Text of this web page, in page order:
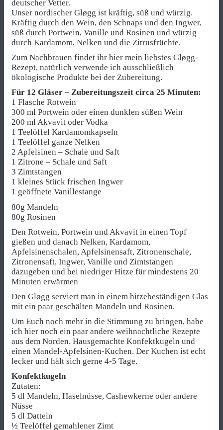
deutscher Vetter.
Unser nordischer Gløgg ist kräftig, süß und würzig.
Kräftig durch den Wein, den Schnaps und den Ingwer,
süß durch Portwein, Vanille und Rosinen und würzig
durch Kardamom, Nelken und die Zitrusfrüchte.
Zum Nachbrauen findet ihr hier mein liebstes Gløgg-
Rezept, natürlich verwende ich ausschließlich
ökologische Produkte bei der Zubereitung.
Für 12 Gläser – Zubereitungszeit circa 25 Minuten:
1 Flasche Rotwein
300 ml Portwein oder einen dunklen süßen Wein
200 ml Akvavit oder Vodka
1 Teelöffel Kardamomkapseln
1 Teelöffel ganze Nelken
2 Apfelsinen – Schale und Saft
1 Zitrone – Schale und Saft
3 Zimtstangen
1 kleines Stück frischen Ingwer
1 geöffnete Vanillestange
80g Mandeln
80g Rosinen
Den Rotwein, Portwein und Akvavit in einen Topf
gießen und danach Nelken, Kardamom,
Apfelsinenschalen, Apfelsinensaft, Zitronenschale,
Zitronensaft, Ingwer, Vanille und Zimtstangen
dazugeben und bei niedriger Hitze für mindestens 20
Minuten erwärmen
Den Gløgg serviert man in einem hitzebeständigen Glas
mit ein paar geschälten Mandeln und Rosinen.
Um Euch noch mehr in die Stimmung zu bringen, habe
ich hier noch ein paar andere weihnachtliche Rezepte
aus dem Norden. Hausgemachte Konfektkugeln und
einen Mandel-Apfelsinen-Kuchen. Der Kuchen ist echt
lecker und hält sich gerne 4-5 Tage.
Konfektkugeln
Zutaten:
5 dl Mandeln, Haselnüsse, Cashewkerne oder andere
Nüsse
5 dl Datteln
½ Teelöffel gemahlener Zimt